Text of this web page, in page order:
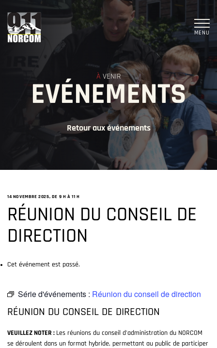
MENU
À VENIR
EVÉNEMENTS
Retour aux événements
14 NOVEMBRE 2025, DE 9 H À11 H
RÉUNION DU CONSEIL DE
DIRECTION
Cet événement est passé.
Série d'événements : Réunion du conseil de direction
RÉUNION DU CONSEIL DE DIRECTION
VEUILLEZ NOTER : Les réunions du conseil d'administration du NORCOM
se déroulent dans un format hybride, permettant au public de participer